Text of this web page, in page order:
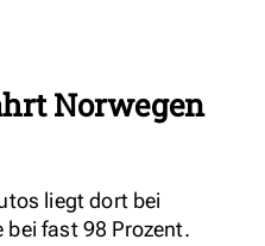
Norwegen
liegt dort bei
fast 98 Prozent.